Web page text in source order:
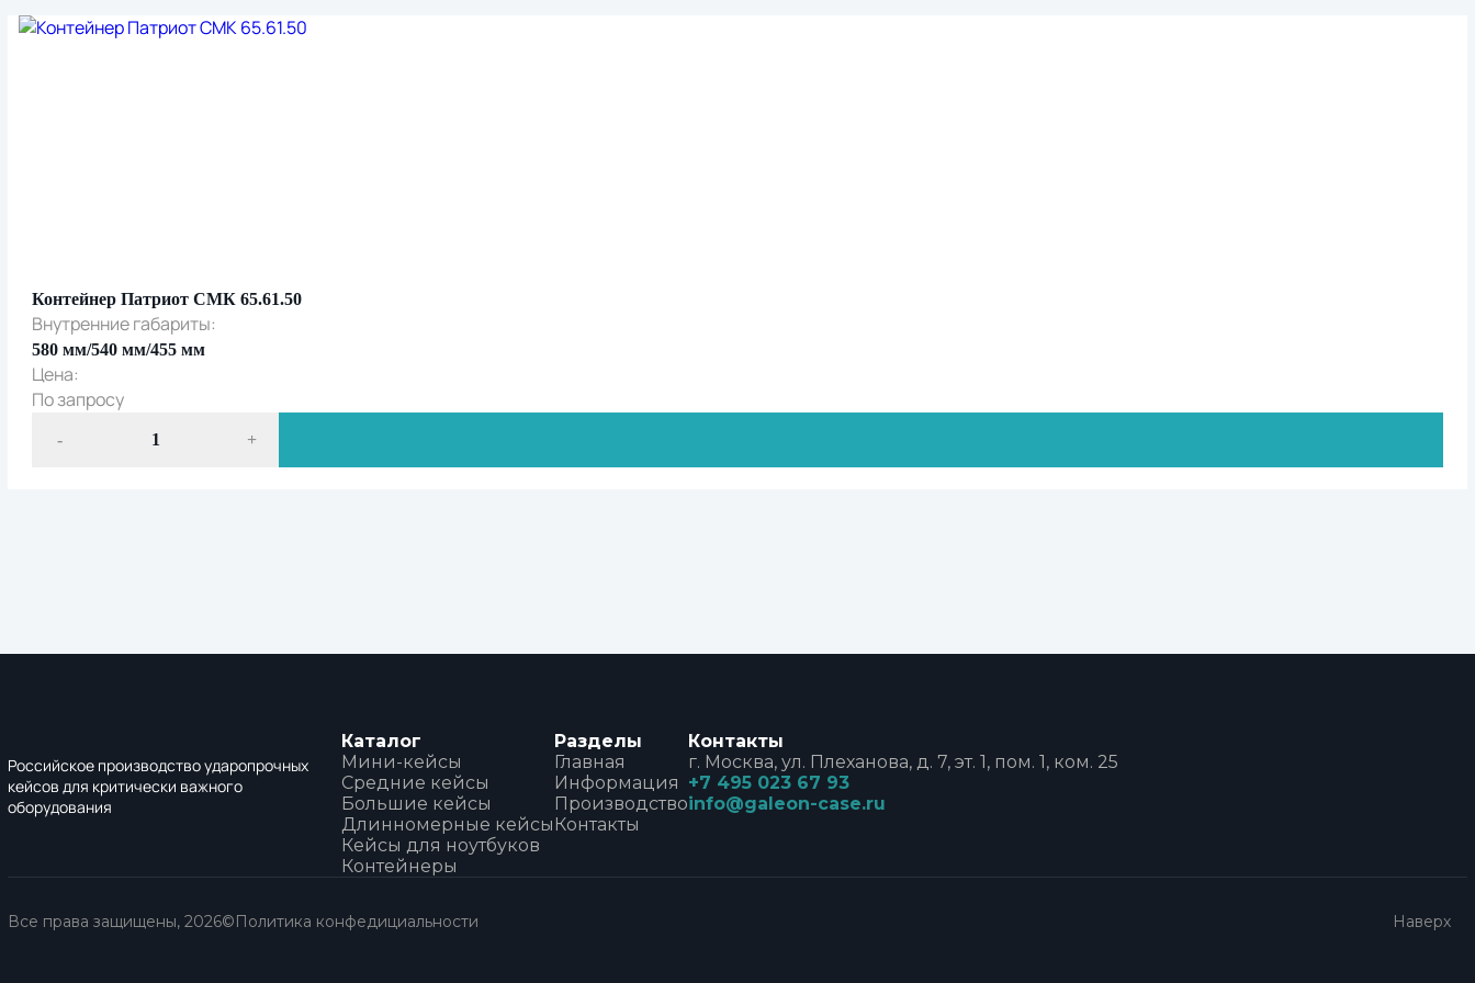
Контейнер Патриот СМК 65.61.50
Внутренние габариты:
580 мм/540 мм/455 мм
Цена:
По запросу
- +
Российское производство ударопрочных
кейсов для критически важного
оборудования
Каталог
Мини-кейсы
Средние кейсы
Большие кейсы
Длинномерные кейсы
Кейсы для ноутбуков
Контейнеры
Разделы
Главная
Информация
Производство
Контакты
Контакты
г. Москва, ул. Плеханова, д. 7, эт. 1, пом. 1, ком. 25
+7 495 023 67 93
info@galeon-case.ru
Все права защищены, 2026©Политика конфедициальности Наверх